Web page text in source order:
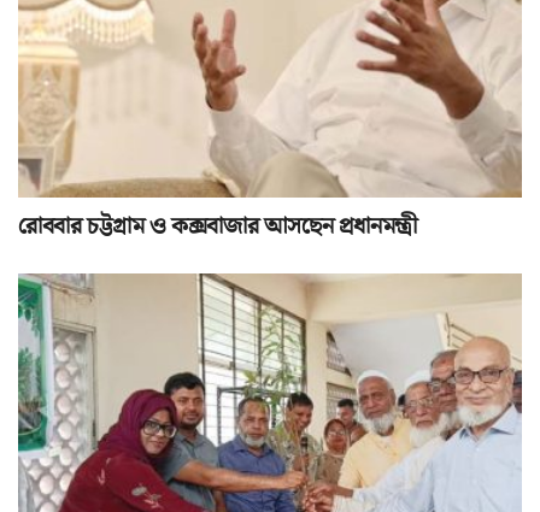
রোববার চট্টগ্রাম ও কক্সবাজার আসছেন প্রধানমন্ত্রী